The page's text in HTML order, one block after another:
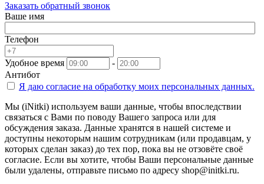
Заказать обратный звонок
Ваше имя
Телефон
Удобное время
-
Антибот
Я даю согласие на обработку моих персональных данных.
Мы (iNitki) используем ваши данные, чтобы впоследствии
связаться с Вами по поводу Вашего запроса или для
обсуждения заказа. Данные хранятся в нашей системе и
доступны некоторым нашим сотрудникам (или продавцам, у
которых сделан заказ) до тех пор, пока вы не отзовёте своё
согласие. Если вы хотите, чтобы Ваши персональные данные
были удалены, отправьте письмо по адресу shop@initki.ru.